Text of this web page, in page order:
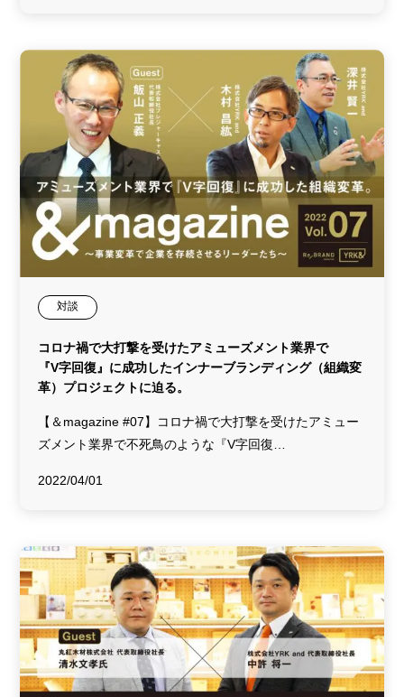
対談
コロナ禍で大打撃を受けたアミューズメント業界で
『V字回復』に成功したインナーブランディング（組織変
革）プロジェクトに迫る。
【＆magazine #07】コロナ禍で大打撃を受けたアミュー
ズメント業界で不死鳥のような『V字回復…
2022/04/01